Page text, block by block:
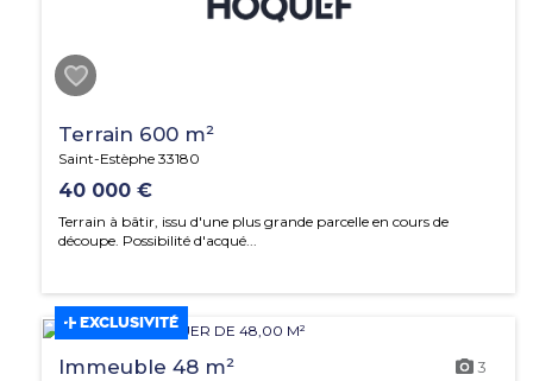
Terrain 600 m²
Saint-Estèphe 33180
40 000 €
Terrain à bâtir, issu d'une plus grande parcelle en cours de
découpe. Possibilité d'acqué...
EXCLUSIVITÉ
Immeuble 48 m² 3